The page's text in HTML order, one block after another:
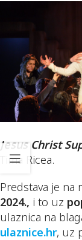
Jesus Christ
Tima Ricea.
Predstava je na
2024., i to uz
ulaznica na
ulaznice.hr, uz